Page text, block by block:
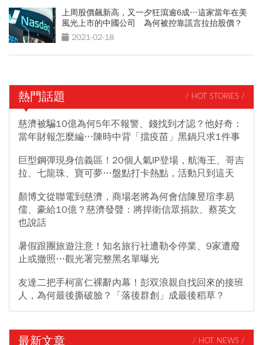
上周股價飆新高，又一夕狂瀉逾6成…這家當年在美
風光上市的中國公司 為何被控靠謊言拉抬股價？
2021-02-18
熱門話題 / HOT STORIES /
慈濟被騙10億為何5年不報警、錢找到才認？他好奇：
當年財報怎麼編…陳時中背「擋疫苗」黑鍋只求1件事
巨型鋼彈現身信義區！20個人氣IP登場，航海王、哥吉
拉、七龍珠、寶可夢…盤點打卡熱點，活動只到這天
顏博文從聯電到慈濟，商場老將為何會信陳昱瑄李易
儒、豪給10億？慈濟發聲：將捍衛信眾捐款、蔡英文
也說話
暑假跟團旅遊注意！知名旅行社遭勒令停業、9家遭廢
止或撤照…觀光署完整黑名單曝光
友達二把手柯富仁裸辭內幕！彭双浪親自找回來的接班
人，為何最後撕破臉？「落後群創」成最後稻草？
最新文章 / HOT NEWS /